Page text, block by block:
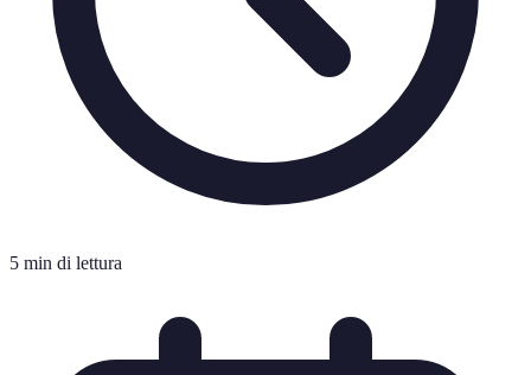
5 min di lettura